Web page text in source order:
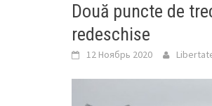
Două puncte de
redeschise
12 Ноябрь 2020